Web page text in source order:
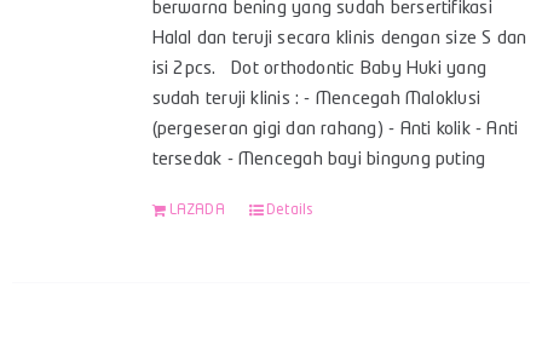
berwarna bening yang sudah bersertifikasi
Halal dan teruji secara klinis dengan size S dan
isi 2pcs. Dot orthodontic Baby Huki yang
sudah teruji klinis : - Mencegah Maloklusi
(pergeseran gigi dan rahang) - Anti kolik - Anti
tersedak - Mencegah bayi bingung puting
LAZADA Details